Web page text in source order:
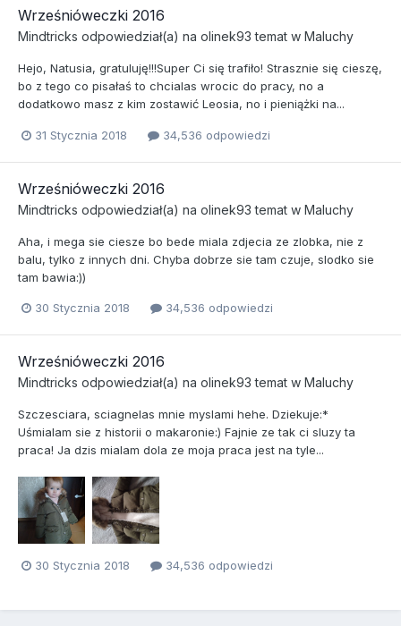
Wrześnióweczki 2016
Mindtricks odpowiedział(a) na olinek93 temat w Maluchy
Hejo, Natusia, gratuluję!!!Super Ci się trafiło! Strasznie się cieszę,
bo z tego co pisałaś to chcialas wrocic do pracy, no a
dodatkowo masz z kim zostawić Leosia, no i pieniążki na...
31 Stycznia 2018 34,536 odpowiedzi
Wrześnióweczki 2016
Mindtricks odpowiedział(a) na olinek93 temat w Maluchy
Aha, i mega sie ciesze bo bede miala zdjecia ze zlobka, nie z
balu, tylko z innych dni. Chyba dobrze sie tam czuje, slodko sie
tam bawia:))
30 Stycznia 2018 34,536 odpowiedzi
Wrześnióweczki 2016
Mindtricks odpowiedział(a) na olinek93 temat w Maluchy
Szczesciara, sciagnelas mnie myslami hehe. Dziekuje:*
Uśmialam sie z historii o makaronie:) Fajnie ze tak ci sluzy ta
praca! Ja dzis mialam dola ze moja praca jest na tyle...
30 Stycznia 2018 34,536 odpowiedzi